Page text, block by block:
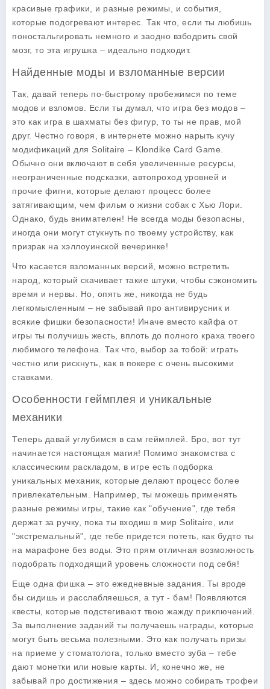
красивые графики, и разные режимы, и события,
которые подогревают интерес. Так что, если ты любишь
поностальгировать немного и заодно взбодрить свой
мозг, то эта игрушка – идеально подходит.
Найденные моды и взломанные версии
Так, давай теперь по-быстрому пробежимся по теме
модов и взломов. Если ты думал, что игра без модов –
это как игра в шахматы без фигур, то ты не прав, мой
друг. Честно говоря, в интернете можно нарыть кучу
модификаций для Solitaire – Klondike Card Game.
Обычно они включают в себя увеличенные ресурсы,
неограниченные подсказки, автопроход уровней и
прочие фигни, которые делают процесс более
затягивающим, чем фильм о жизни собак с Хью Лори.
Однако, будь внимателен! Не всегда моды безопасны,
иногда они могут стукнуть по твоему устройству, как
призрак на хэллоуинской вечеринке!
Что касается взломанных версий, можно встретить
народ, который скачивает такие штуки, чтобы сэкономить
время и нервы. Но, опять же, никогда не будь
легкомысленным – не забывай про антивирусник и
всякие фишки безопасности! Иначе вместо кайфа от
игры ты получишь жесть, вплоть до полного краха твоего
любимого телефона. Так что, выбор за тобой: играть
честно или рискнуть, как в покере с очень высокими
ставками.
Особенности геймплея и уникальные
механики
Теперь давай углубимся в сам геймплей. Бро, вот тут
начинается настоящая магия! Помимо знакомства с
классическим раскладом, в игре есть подборка
уникальных механик, которые делают процесс более
привлекательным. Например, ты можешь применять
разные режимы игры , такие как "обучение", где тебя
держат за ручку, пока ты входиш в мир Solitaire, или
"экстремальный", где тебе придется потеть, как будто ты
на марафоне без воды. Это прям отличная возможность
подобрать подходящий уровень сложности под себя!
Еще одна фишка – это ежедневные задания . Ты вроде
бы сидишь и расслабляешься, а тут - бам! Появляются
квесты, которые подстегивают твою жажду приключений.
За выполнение заданий ты получаешь награды, которые
могут быть весьма полезными. Это как получать призы
на приеме у стоматолога, только вместо зуба – тебе
дают монетки или новые карты. И, конечно же, не
забывай про достижения – здесь можно собирать трофеи